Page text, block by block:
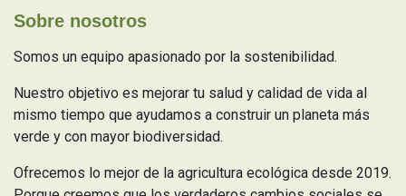
Sobre nosotros
Somos un equipo apasionado por la sostenibilidad.
Nuestro objetivo es mejorar tu salud y calidad de vida al
mismo tiempo que ayudamos a construir un planeta más
verde y con mayor biodiversidad.
Ofrecemos lo mejor de la agricultura ecológica desde 2019.